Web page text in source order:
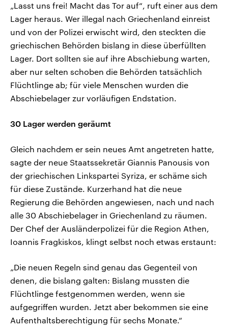
„Lasst uns frei! Macht das Tor auf“, ruft einer aus dem
Lager heraus. Wer illegal nach Griechenland einreist
und von der Polizei erwischt wird, den steckten die
griechischen Behörden bislang in diese überfüllten
Lager. Dort sollten sie auf ihre Abschiebung warten,
aber nur selten schoben die Behörden tatsächlich
Flüchtlinge ab; für viele Menschen wurden die
Abschiebelager zur vorläufigen Endstation.
30 Lager werden geräumt
Gleich nachdem er sein neues Amt angetreten hatte,
sagte der neue Staatssekretär Giannis Panousis von
der griechischen Linkspartei Syriza, er schäme sich
für diese Zustände. Kurzerhand hat die neue
Regierung die Behörden angewiesen, nach und nach
alle 30 Abschiebelager in Griechenland zu räumen.
Der Chef der Ausländerpolizei für die Region Athen,
Ioannis Fragkiskos, klingt selbst noch etwas erstaunt:
„Die neuen Regeln sind genau das Gegenteil von
denen, die bislang galten: Bislang mussten die
Flüchtlinge festgenommen werden, wenn sie
aufgegriffen wurden. Jetzt aber bekommen sie eine
Aufenthaltsberechtigung für sechs Monate.“